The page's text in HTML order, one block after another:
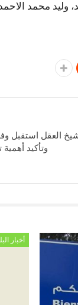
وليد محمد
العقل استقبل
وتأكيد أهمية
أخبار